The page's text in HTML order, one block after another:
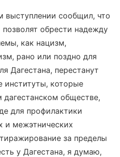
выступлении сообщил, что
обрести надежду
как нацизм,
рано или поздно для
Дагестана, перестанут
институты, которые
обществе,
для профилактики
и межэтнических
за пределы
у Дагестана, я думаю,